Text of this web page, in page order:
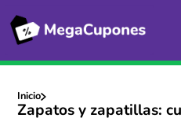
Inicio
Zapatos y zapatillas: